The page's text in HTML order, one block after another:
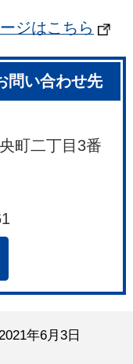
ジはこちら
問い合わせ先
町二丁目3番
年6月3日